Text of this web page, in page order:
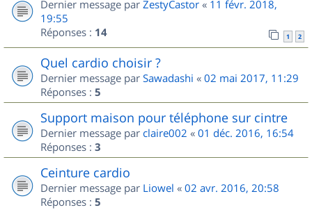
Dernier message par ZestyCastor « 11 févr. 2018,
19:55
Réponses : 14 1 2
Quel cardio choisir ?
Dernier message par Sawadashi « 02 mai 2017, 11:29
Réponses : 5
Support maison pour téléphone sur cintre
Dernier message par claire002 « 01 déc. 2016, 16:54
Réponses : 3
Ceinture cardio
Dernier message par Liowel « 02 avr. 2016, 20:58
Réponses : 5